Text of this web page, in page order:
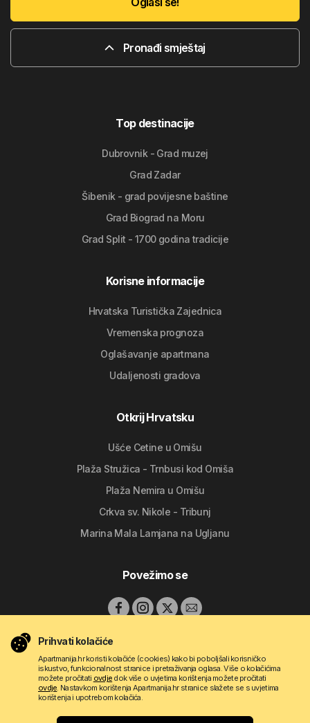
Pronađi smještaj
Top destinacije
Dubrovnik - Grad muzej
Grad Zadar
Šibenik - grad povijesne baštine
Grad Biograd na Moru
Grad Split - 1700 godina tradicije
Korisne informacije
Hrvatska Turistička Zajednica
Vremenska prognoza
Oglašavanje apartmana
Udaljenosti gradova
Otkrij Hrvatsku
Ušće Cetine u Omišu
Plaža Stružica - Trnbusi kod Omiša
Plaža Nemira u Omišu
Crkva sv. Nikole - Tribunj
Marina Mala Lamjana na Ugljanu
Povežimo se
Prihvati kolačiće
Apartmanija.hr koristi kolačiće (cookies) kako bi poboljšali korisničko
iskustvo, funkcionalnost stranice i pretraživanja oglasa. Više o kolačićima
možete pročitati ovdje dok više o uvjetima korištenja možete pročitati
ovdje. Nastavkom korištenja Apartmanija.hr stranice slažete se s uvjetima
korištenja i upotrebom kolačića.